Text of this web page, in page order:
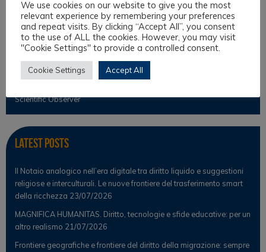
Philosophical Cultures and Philosophy of Law
Observer
News
Scientific Observer
Latest Posts
Il Notaio analogico nell’era digitale tra diritto liquido e suggestioni
religiose e interculturali. Le nuove frontiere del trasferimento smart
della ricchezza 23/07/2026
MAGNIFICA HUMANITAS. Diritto, tecnologie e sfide educative: per un
altro realismo 21/07/2026
Frontiere geografiche e frontiere del diritto della migrazione: sempre
We use cookies on our website to give you the most
relevant experience by remembering your preferences
and repeat visits. By clicking “Accept All”, you consent
to the use of ALL the cookies. However, you may visit
"Cookie Settings" to provide a controlled consent.
Cookie Settings Accept All